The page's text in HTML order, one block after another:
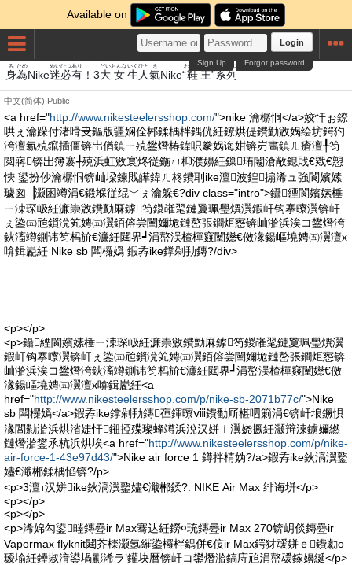
Available on
Login
Forgot password
Sign Up
身
み
為
ため
Nike迷
めい
必
ひつ
有
あり
！3大
だい
女
おんな
生人
いくひと
氣
き
Nike“鞋
わらじ
王
おう
”系列
けいれつ
中文(简体) Public
<a href="http://www.nikesteelersshop.com/">nike 瀹樼恫</a>姣忓ぉ鐐
哄ぇ瀹跺付渚嗗叏鏂版疆娴佺郴鍒楀柈鍝侊紝鐐烘偍鐨勭敓娲绘坊鍔犳
洿澶氱殑鑹插僵锛岀偤鎮ㄧ殑鐢熸椿鍏呮豢娲诲姏锛岃畵鎮ㄦ瘡澶╀笉
閲嶈锛岀簿褰╃殑浜虹敓寰炵従鍦ㄩ枊濮嬶紝鏁珛闂滄敞鎴戝€戣€愬
悏 鍙扮仯瀹樼恫锛屾垜鍊戝皣鍏ㄦ柊鐨刵ike澶波鍠搧浠ュ強閬嬪嫊
璩囪▕灏囦竴涓€鍛堢従绲﹀ぇ瀹躲€?div class="intro">鑷緸閬嬪嫊棰
ㄧ洓琛岋紝濂崇敓鐨勯厤鎼笉鍐嶉毣鏈夐珮璺熼瀷鍜屽钩搴曢瀷锛屽
ぇ鍌㈤兘鎻涗笂娉㈤瀷銆傛尝闉嬭垝鏈嶅張鐧炬惌锛屾湁浜涘コ鐢熸洿
鈥滀竴鍘讳笉杩斺€濓紝閮界┛涓嶅洖楂樿窡闉嬨€傚湪鍚嶇墝娉㈤瀷澶х
啽鍓嶏紝 Nike sb 闆欏嬀 鍜孨ike鐣剁劧鏄?/div>
<p></p>
<p>鑷緸閬嬪嫊棰ㄧ洓琛岋紝濂崇敓鐨勯厤鎼笉鍐嶉毣鏈夐珮璺熼瀷
鍜屽钩搴曢瀷锛屽ぇ鍌㈤兘鎻涗笂娉㈤瀷銆傛尝闉嬭垝鏈嶅張鐧炬惌锛
屾湁浜涘コ鐢熸洿鈥滀竴鍘讳笉杩斺€濓紝閮界┛涓嶅洖楂樿窡闉嬨€傚
湪鍚嶇墝娉㈤瀷澶х啽鍓嶏紝<a
href="http://www.nikesteelersshop.com/p/nike-sb-2071b77c/">Nike
sb 闆欏嬀</a>鍜孨ike鐣剁劧鏄亱鍕曢ⅷ鐨勫厛椹呬箣涓€锛屽埌鐝惧
湪閭勬湁浜烘渻婕忓鎺掗殜璨蜂竴浜涗汉姘ｉ瀷娆撅紝灏辩湅鐪嬭繎
鏈熸湁鐢氶杭浜烘埃<a href="http://www.nikesteelersshop.com/p/nike-
air-force-1-43e97d43/">Nike air force 1 鐏拌棈妫?/a>鍜孨ike鈥滈瀷鐜
嬧€濈郴鍒楀惂锛?/p>
<p>3澶т汉姘ike鈥滈瀷鐜嬧€濈郴鍒?. NIKE Air Max 绯诲垪</p>
<p></p>
<p></p>
<p>浠婂勾鍙畻鏄疉ir Max骞达紝鐒¤珫鏄疉ir Max 270锛岄倓鏄疉ir
Vapormax flyknit閮芥檪灏氬繀鍌欏柈鍝併€侫ir Max鍔犲叆姘ｅ鐨勮ō
瑷堬紝鑸掓湇鍙堝彲浠ラ’鑵块暦锛屽コ鐢熸湁鎬庤兘涓嶅叆鎵嬶綖</p>